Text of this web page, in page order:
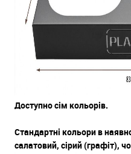
Доступно сім кольорів.
Стандартні кольори в
салатовий, сірий (графіт),